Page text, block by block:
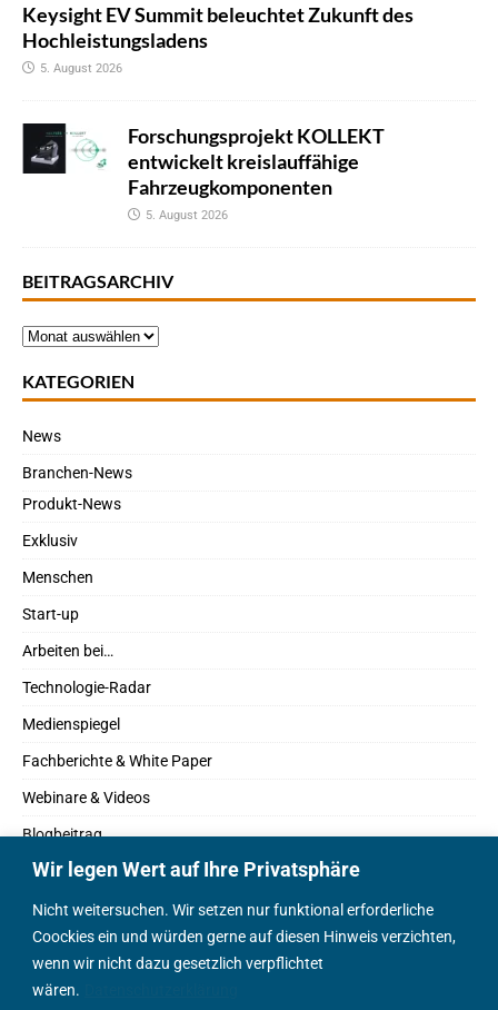
Wir legen Wert auf Ihre Privatsphäre
Nicht weitersuchen. Wir setzen nur funktional erforderliche
Coockies ein und würden gerne auf diesen Hinweis verzichten,
wenn wir nicht dazu gesetzlich verpflichtet
wären.
Keysight EV Summit beleuchtet Zukunft des
Hochleistungsladens
5. August 2026
Forschungsprojekt KOLLEKT
entwickelt kreislauffähige
Fahrzeugkomponenten
5. August 2026
BEITRAGSARCHIV
KATEGORIEN
News
Branchen-News
Produkt-News
Exklusiv
Menschen
Start-up
Arbeiten bei…
Technologie-Radar
Medienspiegel
Fachberichte & White Paper
Webinare & Videos
Blogbeitrag
Fachbücher
Marktreport
Podcasts
Positionspapier